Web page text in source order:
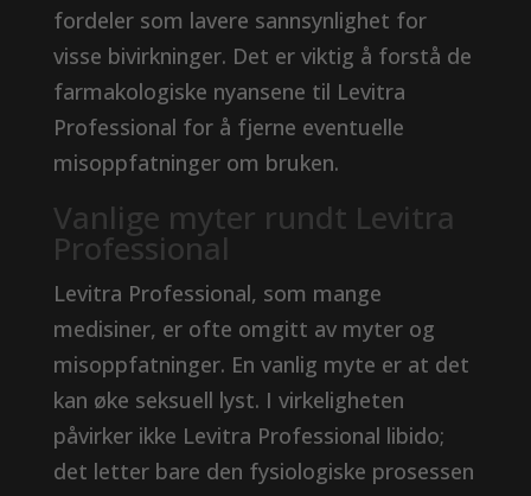
fordeler som lavere sannsynlighet for
visse bivirkninger. Det er viktig å forstå de
farmakologiske nyansene til Levitra
Professional for å fjerne eventuelle
misoppfatninger om bruken.
Vanlige myter rundt Levitra
Professional
Levitra Professional, som mange
medisiner, er ofte omgitt av myter og
misoppfatninger. En vanlig myte er at det
kan øke seksuell lyst. I virkeligheten
påvirker ikke Levitra Professional libido;
det letter bare den fysiologiske prosessen